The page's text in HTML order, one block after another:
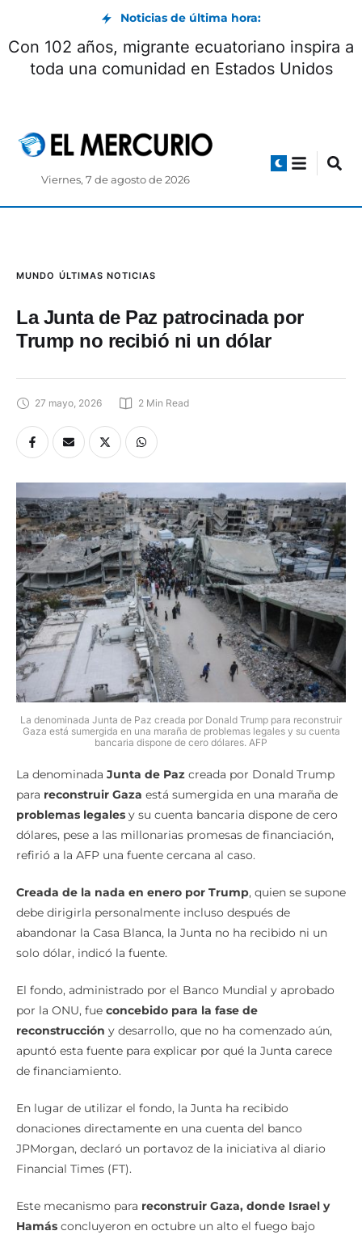
Noticias de última hora:
Con 102 años, migrante ecuatoriano inspira a
toda una comunidad en Estados Unidos
Viernes, 7 de agosto de 2026
MUNDO ÚLTIMAS NOTICIAS
La Junta de Paz patrocinada por
Trump no recibió ni un dólar
27 mayo, 2026 2 Min Read
La denominada Junta de Paz creada por Donald Trump para reconstruir
Gaza está sumergida en una maraña de problemas legales y su cuenta
bancaria dispone de cero dólares. AFP
La denominada Junta de Paz creada por Donald Trump
para reconstruir Gaza está sumergida en una maraña de
problemas legales y su cuenta bancaria dispone de cero
dólares, pese a las millonarias promesas de financiación,
refirió a la AFP una fuente cercana al caso.
Creada de la nada en enero por Trump, quien se supone
debe dirigirla personalmente incluso después de
abandonar la Casa Blanca, la Junta no ha recibido ni un
solo dólar, indicó la fuente.
El fondo, administrado por el Banco Mundial y aprobado
por la ONU, fue concebido para la fase de
reconstrucción y desarrollo, que no ha comenzado aún,
apuntó esta fuente para explicar por qué la Junta carece
de financiamiento.
En lugar de utilizar el fondo, la Junta ha recibido
donaciones directamente en una cuenta del banco
JPMorgan, declaró un portavoz de la iniciativa al diario
Financial Times (FT).
Este mecanismo para reconstruir Gaza, donde Israel y
Hamás concluyeron en octubre un alto el fuego bajo